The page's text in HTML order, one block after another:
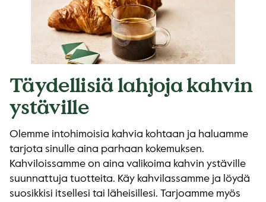
Täydellisiä lahjoja kahvin
ystäville
Olemme intohimoisia kahvia kohtaan ja haluamme
tarjota sinulle aina parhaan kokemuksen.
Kahviloissamme on aina valikoima kahvin ystäville
suunnattuja tuotteita. Käy kahvilassamme ja löydä
suosikkisi itsellesi tai läheisillesi. Tarjoamme myös